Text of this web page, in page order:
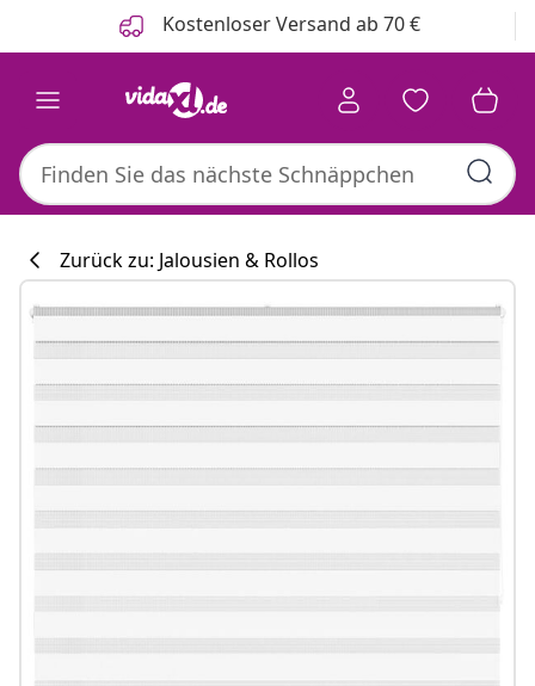
Kostenloser Versand ab 70 €
Zurück zu: Jalousien & Rollos